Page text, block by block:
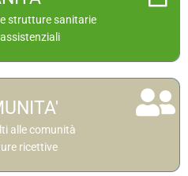
strutture sanitarie
alle comunità
ricettive